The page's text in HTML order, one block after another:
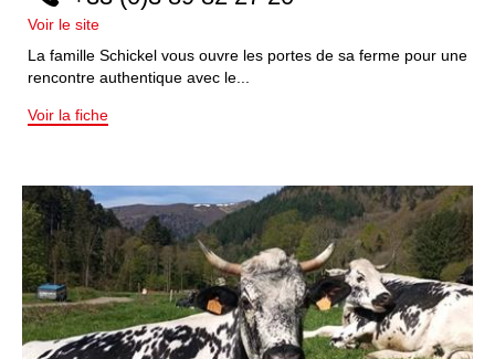
Voir le site
La famille Schickel vous ouvre les portes de sa ferme pour une
rencontre authentique avec le...
Voir la fiche